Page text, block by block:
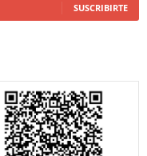
SUSCRIBIRTE